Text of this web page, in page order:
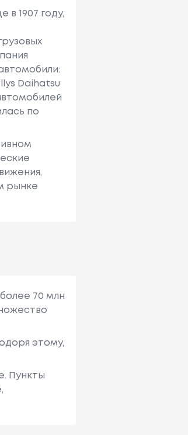
в 1907 году,
Daihatsu
по
рынке
70 млн
этому,
Пункты